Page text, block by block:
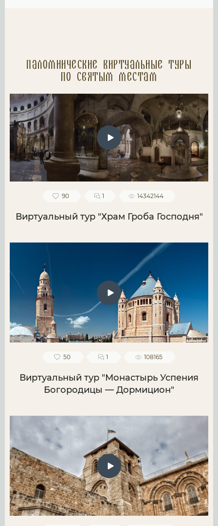
Паломнические Виртуальные туры
по святым местам
90 1 14342144
Виртуальный тур "Храм Гроба Господня"
50 1 108165
Виртуальный тур "Монастырь Успения
Богородицы — Дормицион"